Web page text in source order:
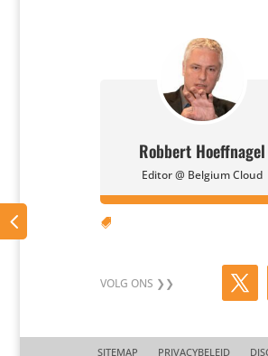
Robbert Hoeffnagel
Editor @ Belgium Cloud

SITEMAP PRIVACYBELEID